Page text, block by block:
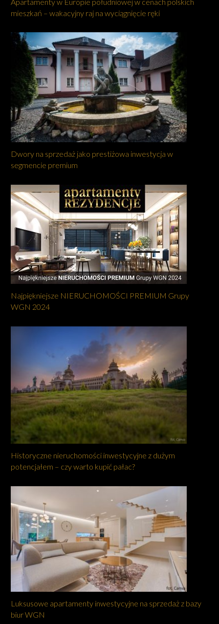
mieszkań – wakacyjny raj na wyciągnięcie ręki
Dwory na sprzedaż jako prestiżowa inwestycja w
segmencie premium
Najpiękniejsze NIERUCHOMOŚCI PREMIUM Grupy
WGN 2024
Historyczne nieruchomości inwestycyjne z dużym
potencjałem – czy warto kupić pałac?
Luksusowe apartamenty inwestycyjne na sprzedaż z bazy
biur WGN